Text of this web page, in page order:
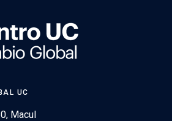
UC
Macul